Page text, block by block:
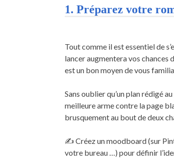
1. Préparez votre
Tout comme il est essentiel de
lancer augmentera vos chances
est un bon moyen de vous
Sans oublier qu’un plan rédigé
meilleure arme contre la page
brusquement au bout de deux
✍️ Créez un moodboard (sur
votre bureau …) pour définir